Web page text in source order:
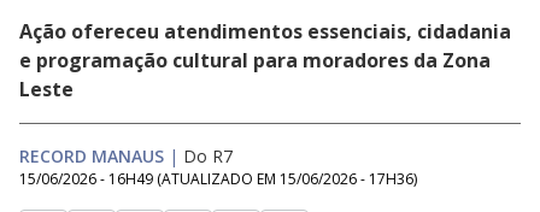
Ação ofereceu atendimentos essenciais, cidadania
e programação cultural para moradores da Zona
Leste
RECORD MANAUS | Do R7
15/06/2026 - 16H49 (ATUALIZADO EM 15/06/2026 - 17H36)